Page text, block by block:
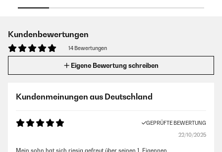
Kundenbewertungen
14 Bewertungen
Eigene Bewertung schreiben
Kundenmeinungen aus Deutschland
GEPRÜFTE BEWERTUNG
22/10/2025
Mein sohn hat sich riesig gefreut über seinen 1. Eigennen